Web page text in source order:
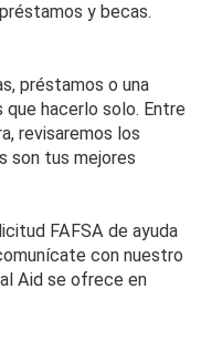
y becas.
préstamos o una
hacerlo solo. Entre
revisaremos los
son tus mejores
FAFSA de ayuda
con nuestro
Aid se ofrece en